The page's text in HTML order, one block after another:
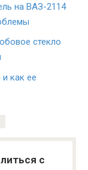
на ВАЗ-2114
стекло
как ее
с